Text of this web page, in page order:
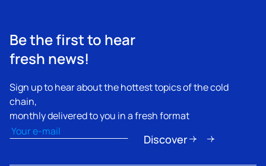
Be the first to hear
fresh news!
Sign up to hear about the hottest topics of the cold
chain,
monthly delivered to you in a fresh format
Email(Obligatorio)
Discover